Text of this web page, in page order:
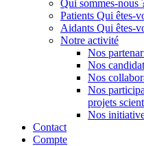
Qui sommes-nous
Patients Qui êtes-
Aidants Qui êtes-
Notre activité
Nos
Nos
Nos
Nos
projets
Nos
Contact
Compte